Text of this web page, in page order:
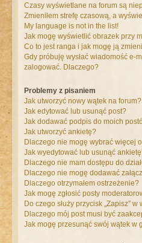
Czasy wyświetlane na forum są
Zmieniłem strefę czasową, a
My language is not in the list!
Jak mogę wyświetlić obrazek przy
Co to jest ranga i jak mogę ją
Gdy próbuję wysłać wiadomość e-
zalogować. Dlaczego?
Problemy z pisaniem
Jak utworzyć nowy wątek na forum?
Jak edytować lub usunąć post?
Jak dodawać podpis do moich
Jak utworzyć ankietę?
Dlaczego nie mogę wybrać więcej
Jak wyedytować lub usunąć
Dlaczego nie mam dostępu do
Dlaczego nie mogę dodawać
Dlaczego otrzymałem ostrzeżenie?
Jak mogę zgłosić posty
Do czego służy przycisk „Zapisz”
Dlaczego mój post musi być
Jak mogę przesunąć swój wątek w